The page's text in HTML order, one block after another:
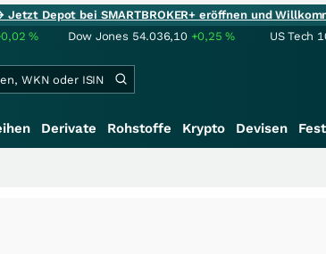
Jetzt Depot bei SMARTBROKER+ eröffnen und
% Dow Jones 54.036,10 +0,25% US Tech
Derivate Rohstoffe Krypto Devisen